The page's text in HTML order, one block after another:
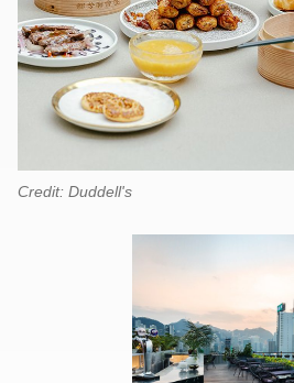
Credit: Duddell's